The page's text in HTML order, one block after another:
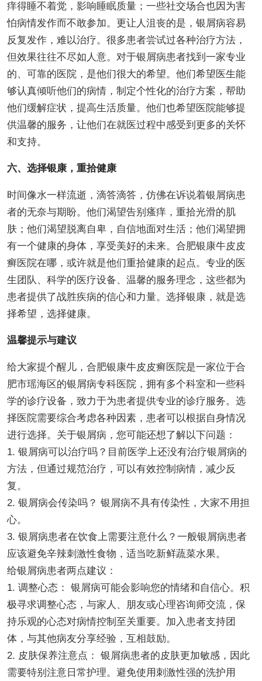
痒得睡不着觉，影响睡眠质量；一些社交场合也因为害
怕病情发作而不敢参加。更让人沮丧的是，银屑病容易
反复发作，难以治疗。很多患者尝试过各种治疗方法，
但效果往往不尽如人意。对于银屑病患者找到一家专业
的、可靠的医院，是他们很大的希望。他们希望医生能
够认真倾听他们的病情，制定个性化的治疗方案，帮助
他们缓解症状，提高生活质量。他们也希望医院能够提
供温馨的服务，让他们在就医过程中感受到更多的关怀
和支持。
六、选择银康，重拾健康
时间像水一样流逝，滴答滴答，仿佛在诉说着银屑病患
者的无奈与期盼。他们渴望告别瘙痒，重拾光滑的肌
肤；他们渴望脱离自卑，自信地面对生活；他们渴望拥
有一个健康的身体，享受美好的未来。合肥银康牛皮皮
癣医院在哪，或许就是他们重拾健康的起点。专业的医
生团队、科学的医疗设备、温馨的服务理念，这些都为
患者提供了战胜疾病的信心和力量。选择银康，就是选
择希望，选择健康。
温馨提示与建议
给大家提个醒儿，合肥银康牛皮皮癣医院是一家位于合
肥市瑶海区的银屑病专科医院，拥有多个科室和一些科
学的诊疗设备，致力于为患者提供专业的诊疗服务。选
择医院需要综合考虑各种因素，患者可以根据自身情况
进行选择。关于银屑病，您可能还想了解以下问题：
1. 银屑病可以治疗吗？目前医学上还没有治疗银屑病的
方法，但通过规范治疗，可以有效控制病情，减少反
复。
2. 银屑病会传染吗？ 银屑病不具有传染性，大家不用担
心。
3. 银屑病患者在饮食上需要注意什么？一般银屑病患者
应该避免辛辣刺激性食物，适当吃新鲜蔬菜水果。
给银屑病患者两点建议：
1. 调整心态： 银屑病可能会影响您的情绪和自信心。积
极寻求调整心态，与家人、朋友或心理咨询师交流，保
持乐观的心态对病情控制至关重要。加入患者支持团
体，与其他病友分享经验，互相鼓励。
2. 皮肤保养注意点： 银屑病患者的皮肤更加敏感，因此
需要特别注意日常护理。避免使用刺激性强的洗护用